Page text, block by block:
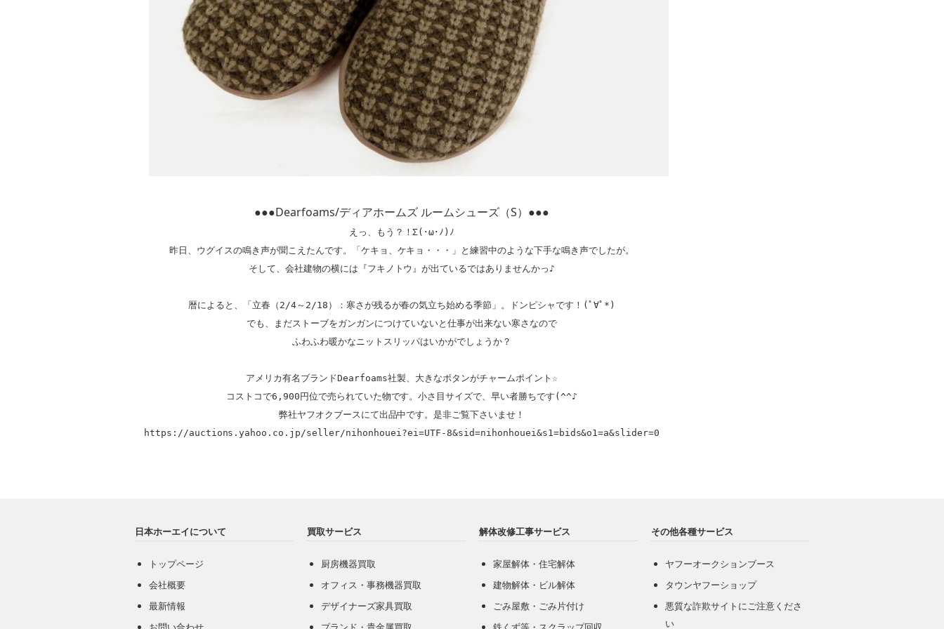
●●●Dearfoams/ディアホームズ ルームシューズ（S）●●●
えっ、もう？！Σ(･ω･ﾉ)ﾉ
昨日、ウグイスの鳴き声が聞こえたんです。「ケキョ、ケキョ・・・」と練習中のような下手な鳴き声でしたが。
そして、会社建物の横には『フキノトウ』が出ているではありませんかっ♪
暦によると、「立春（2/4～2/18）：寒さが残るが春の気立ち始める季節」。ドンピシャです！(ﾟ∀ﾟ*)
でも、まだストーブをガンガンにつけていないと仕事が出来ない寒さなので
ふわふわ暖かなニットスリッパはいかがでしょうか？
アメリカ有名ブランドDearfoams社製、大きなボタンがチャームポイント☆
コストコで6,900円位で売られていた物です。小さ目サイズで、早い者勝ちです(^^♪
https://auctions.yahoo.co.jp/seller/nihonhouei?ei=UTF-8&sid=nihonhouei&s1=bids&o1=a&slider=0
日本ホーエイについて
トップページ
会社概要
最新情報
買取サービス
厨房機器買取
オフィス・事務機器買取
デザイナーズ家具買取
解体改修工事サービス
家屋解体・住宅解体
建物解体・ビル解体
ごみ屋敷・ごみ片付け
その他各種サービス
ヤフーオークションブース
タウンヤフーショップ
悪質な詐欺サイトにご注意くださ
い